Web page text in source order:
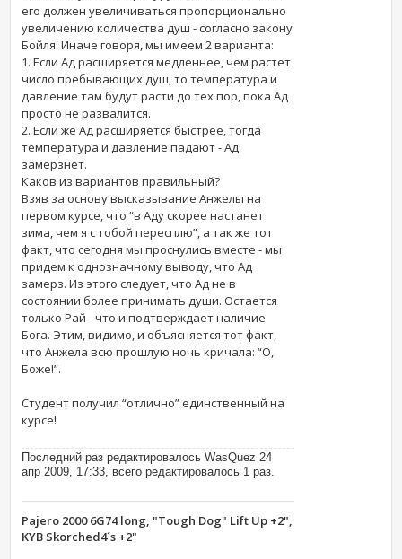
его должен увеличиваться пропорционально
увеличению количества душ - согласно закону
Бойля. Иначе говоря, мы имеем 2 варианта:
1. Если Ад расширяется медленнее, чем растет
число пребывающих душ, то температура и
давление там будут расти до тех пор, пока Ад
просто не развалится.
2. Если же Ад расширяется быстрее, тогда
температура и давление падают - Ад
замерзнет.
Каков из вариантов правильный?
Взяв за основу высказывание Анжелы на
первом курсе, что “в Аду скорее настанет
зима, чем я с тобой пересплю”, а так же тот
факт, что сегодня мы проснулись вместе - мы
придем к однозначному выводу, что Ад
замерз. Из этого следует, что Ад не в
состоянии более принимать души. Остается
только Рай - что и подтверждает наличие
Бога. Этим, видимо, и объясняется тот факт,
что Анжела всю прошлую ночь кричала: “О,
Боже!”.
Студент получил “отлично” единственный на
курсе!
Последний раз редактировалось WasQuez 24
апр 2009, 17:33, всего редактировалось 1 раз.
Pajero 2000 6G74 long, "Tough Dog" Lift Up +2",
KYB Skorched4´s +2"